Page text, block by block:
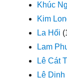
Khúc
Kim
La Hối
Lam
Lê Cát
Lê Dinh